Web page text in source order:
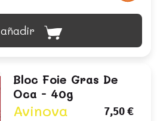
añadir
Bloc Foie Gras De
Oca - 40g
Avinova 7,50 €